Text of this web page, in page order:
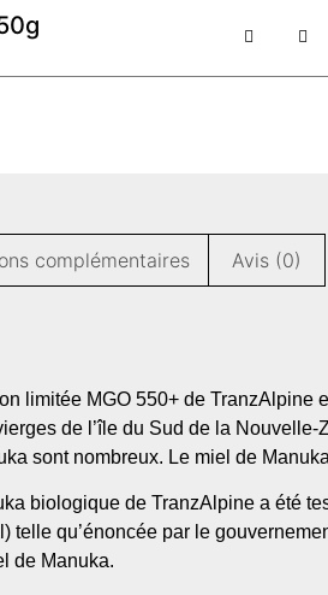
complémentaires Avis (0)
limitée MGO 550+ de
de l’île du Sud de la
sont nombreux. Le miel de
biologique de TranzAlpine a été
telle qu’énoncée par le
de Manuka.